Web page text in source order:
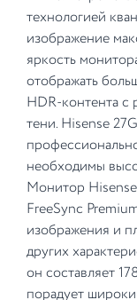
технологией
изображение
яркость
отображать
HDR-контента с
тени. Hisense
необходимы
Монитор
FreeSync
изображения и
других
он составляет
порадует